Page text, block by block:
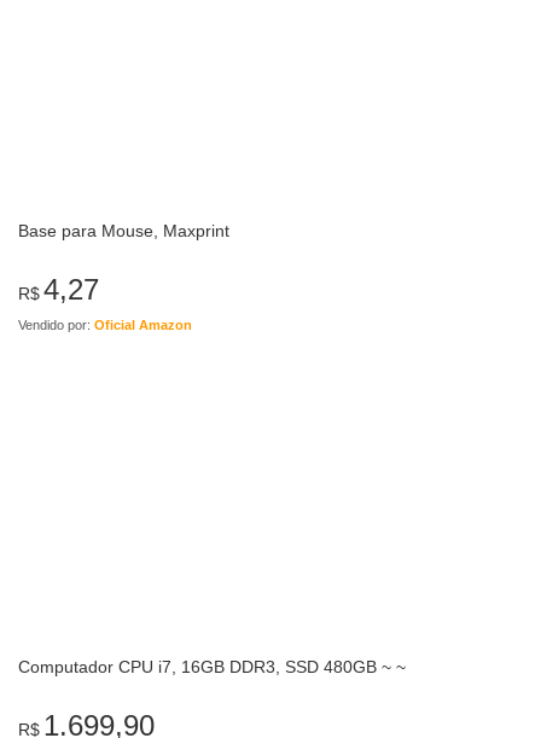
Base para Mouse, Maxprint
R$4,27
Vendido por: Oficial Amazon
Computador CPU i7, 16GB DDR3, SSD 480GB ~ ~
R$ 1.699,90